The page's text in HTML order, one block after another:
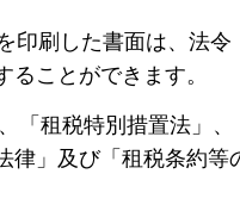
印刷した書面は、法
ることができます。
、「租税特別措置法」
律」及び「租税条約